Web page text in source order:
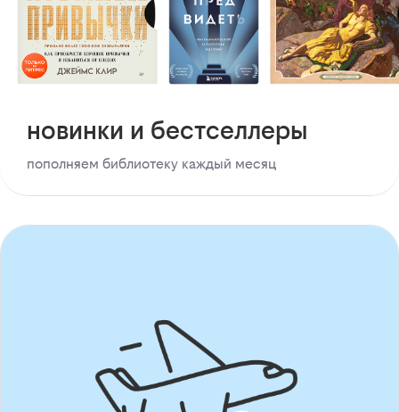
новинки и бестселлеры
пополняем библиотеку каждый месяц